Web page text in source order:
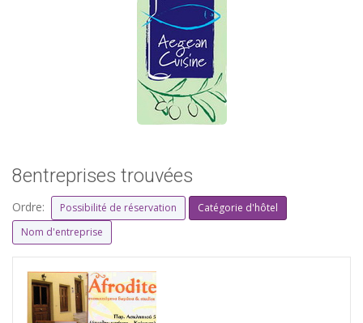
8entreprises trouvées
Ordre: Possibilité de réservation
Catégorie d'hôtel
Nom d'entreprise